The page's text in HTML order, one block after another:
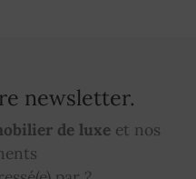
newsletter.
de luxe et nos